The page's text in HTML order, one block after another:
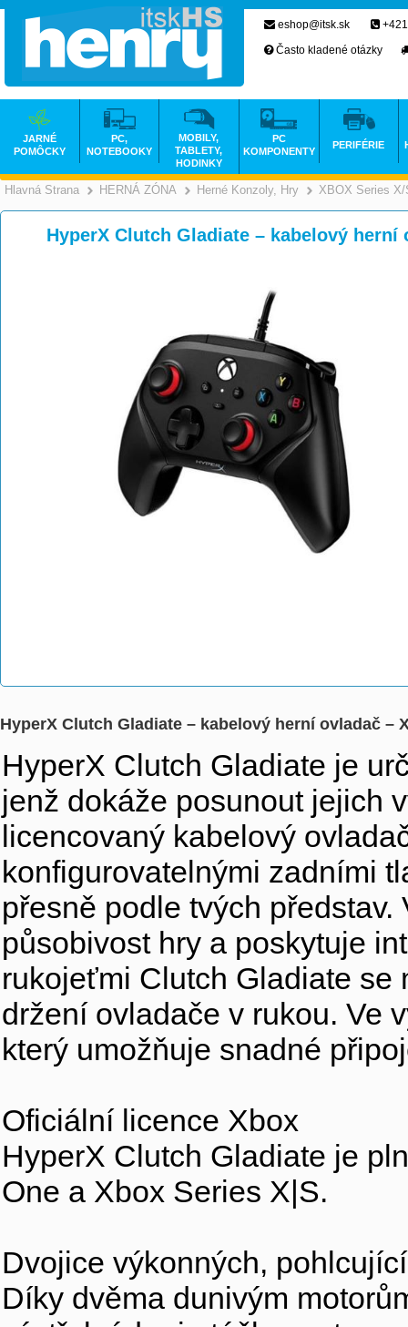
Hlavná Strana >
HERNÁ ZÓNA >
Herné Konzoly, Hry XBOX Series X/
HyperX Clutch Gladiate – kabelový herní
HyperX Clutch Gladiate – kabelový herní ovladač –
HyperX Clutch Gladiate je
jenž dokáže posunout jejich
licencovaný kabelový
konfigurovatelnými zadními
přesně podle tvých
působivost hry a poskytuje
rukojeťmi Clutch Gladiate se
držení ovladače v rukou. Ve
který umožňuje snadné
Oficiální licence Xbox
HyperX Clutch Gladiate je
One a Xbox Series X|S.
Dvojice výkonných,
Díky dvěma dunivým
eshop@itsk.sk
Často kladené otázky
JARNÉ
POMÔCKY
PC,
NOTEBOOKY
MOBILY,
TABLETY,
HODINKY
PC
KOMPONENTY
PERIFÉRIE